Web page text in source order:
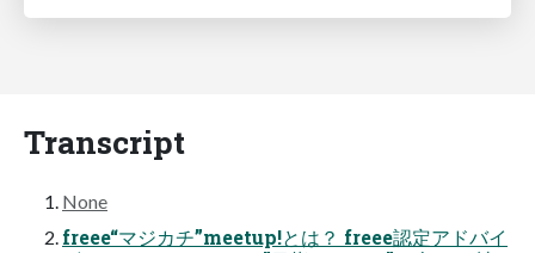
Transcript
None
freee“マジカチ”meetup!とは？ freee認定アドバイ